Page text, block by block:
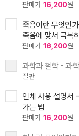
판매가 16,200원
죽음이란 무엇인
죽음에 맞서 극복
판매가 16,200원
과학과 철학 - 과
절판
인체 사용 설명서
가는 법
판매가 16,200원